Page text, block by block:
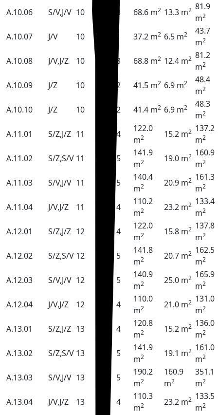
A.10.06 S/V,J/V 10 3 68.6 m2 13.3 m2 81.9
m2
A.10.07 J/V 10 1 37.2 m2 6.5 m2
43.7
m2
A.10.08 J/V,J/Z 10 3 68.8 m2 12.4 m2 81.2
m2
A.10.09 J/Z 10 2 41.5 m2 6.9 m2
48.4
m2
A.10.10 J/Z 10 2 41.4 m2 6.9 m2
48.3
m2
A.11.01 S/Z,J/Z 11 4
122.0
m2 15.2 m2 137.2
m2
A.11.02 S/Z,S/V 11 5
141.9
m2 19.0 m2 160.9
m2
A.11.03 S/V,J/V 11 5
140.4
m2 20.9 m2 161.3
m2
A.11.04 J/V,J/Z 11 4
110.2
m2 23.2 m2 133.4
m2
A.12.01 S/Z,J/Z 12 4
122.0
m2 15.8 m2 137.8
m2
A.12.02 S/Z,S/V 12 5
141.8
m2 20.7 m2 162.5
m2
A.12.03 S/V,J/V 12 5
140.9
m2 25.0 m2 165.9
m2
A.12.04 J/V,J/Z 12 4
110.0
m2 21.0 m2 131.0
m2
A.13.01 S/Z,J/Z 13 4
120.8
m2 15.2 m2 136.0
m2
A.13.02 S/Z,S/V 13 5
141.9
m2 19.1 m2 161.0
m2
A.13.03 S/V,J/V 13 5
190.2
m2
160.9
m2
351.1
m2
A.13.04 J/V,J/Z 13 4
110.3
m2 23.2 m2 133.5
m2